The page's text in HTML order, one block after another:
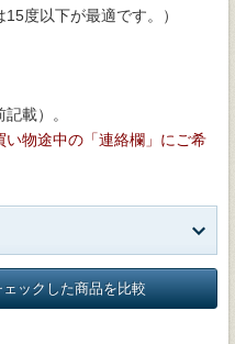
度以下が最適です。）
載）。
物途中の「連絡欄」にご希
ェックした商品を比較